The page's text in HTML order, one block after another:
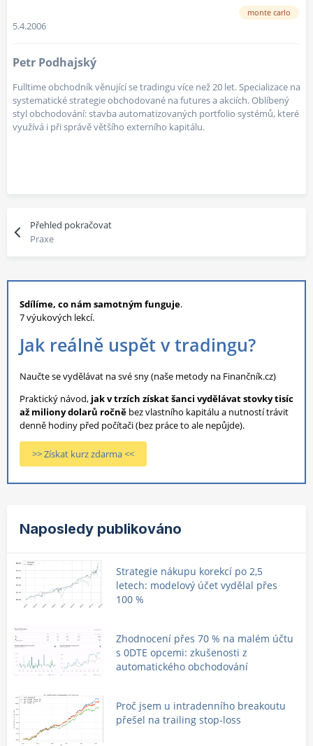
monte carlo
5.4.2006
Petr Podhajský
Fulltime obchodník věnující se tradingu více než 20 let. Specializace na
systematické strategie obchodované na futures a akciích. Oblíbený
styl obchodování: stavba automatizovaných portfolio systémů, které
využívá i při správě většího externího kapitálu.
Přehled pokračovat
Praxe
Sdílíme, co nám samotným funguje.
7 výukových lekcí.
Jak reálně uspět v tradingu?
Naučte se vydělávat na své sny (naše metody na Finančník.cz)
Praktický návod, jak v trzích získat šanci vydělávat stovky tisíc
až miliony dolarů ročně bez vlastního kapitálu a nutností trávit
denně hodiny před počítači (bez práce to ale nepůjde).
>> Získat kurz zdarma <<
Naposledy publikováno
Strategie nákupu korekcí po 2,5
letech: modelový účet vydělal přes
100 %
Zhodnocení přes 70 % na malém účtu
s 0DTE opcemi: zkušenosti z
automatického obchodování
Proč jsem u intradenního breakoutu
přešel na trailing stop-loss